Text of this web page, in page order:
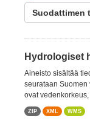
Suodattimen
Hydrologiset
Aineisto sisältää
seurataan
ovat
ZIP XML WMS